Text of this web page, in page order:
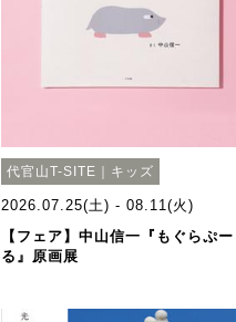
代官山T-SITE｜キッズ
2026.07.25(土) - 08.11(火)
【フェア】中山信一『もぐらぷー
る』原画展